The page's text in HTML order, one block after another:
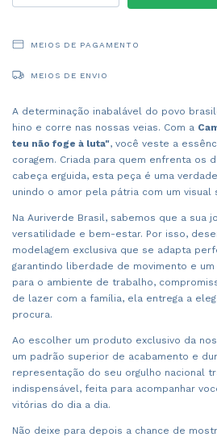
MEIOS DE PAGAMENTO
MEIOS DE ENVIO
A determinação inabalável do povo
hino e corre nas nossas veias. Com a
teu não foge à luta", você veste a
coragem. Criada para quem enfrenta os
cabeça erguida, esta peça é uma
unindo o amor pela pátria com um
Na Auriverde Brasil, sabemos que a sua
versatilidade e bem-estar. Por isso,
modelagem exclusiva que se adapta
garantindo liberdade de movimento e
para o ambiente de trabalho,
de lazer com a família, ela entrega a
procura.
Ao escolher um produto exclusivo da
um padrão superior de acabamento e
representação do seu orgulho nacional
indispensável, feita para acompanhar
vitórias do dia a dia.
Não deixe para depois a chance de